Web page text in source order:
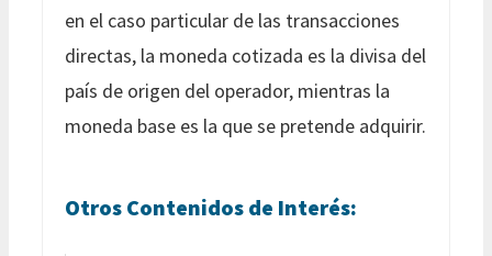
en el caso particular de las transacciones
directas, la moneda cotizada es la divisa del
país de origen del operador, mientras la
moneda base es la que se pretende adquirir.
Otros Contenidos de Interés: